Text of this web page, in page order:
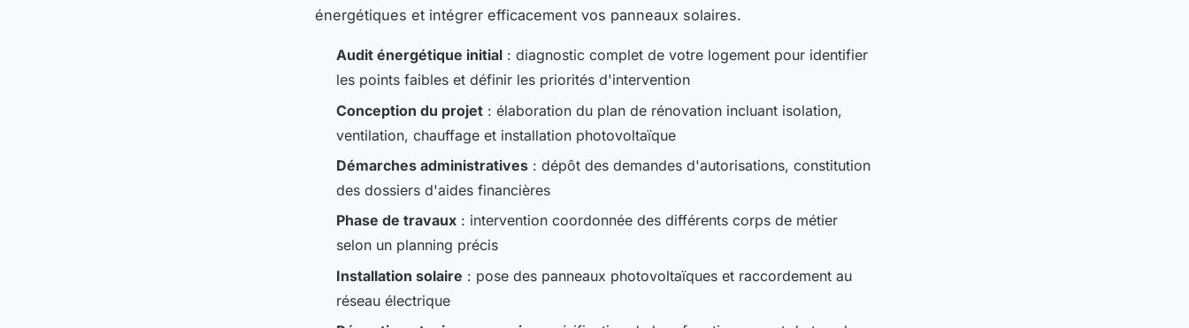
énergétiques et intégrer efficacement vos panneaux solaires.
Audit énergétique initial : diagnostic complet de votre logement pour identifier
les points faibles et définir les priorités d'intervention
Conception du projet : élaboration du plan de rénovation incluant isolation,
ventilation, chauffage et installation photovoltaïque
Démarches administratives : dépôt des demandes d'autorisations, constitution
des dossiers d'aides financières
Phase de travaux : intervention coordonnée des différents corps de métier
selon un planning précis
Installation solaire : pose des panneaux photovoltaïques et raccordement au
réseau électrique